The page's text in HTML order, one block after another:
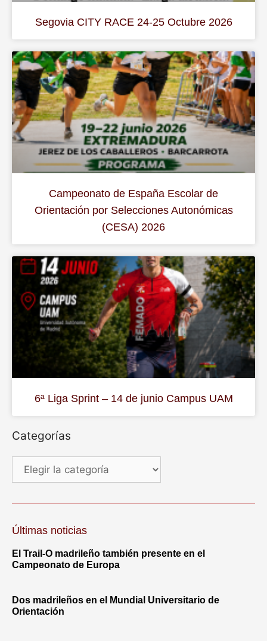
Segovia CITY RACE 24-25 Octubre 2026
Campeonato de España Escolar de
Orientación por Selecciones Autonómicas
(CESA) 2026
6ª Liga Sprint – 14 de junio Campus UAM
Categorías
Últimas noticias
El Trail-O madrileño también presente en el
Campeonato de Europa
Dos madrileños en el Mundial Universitario de
Orientación